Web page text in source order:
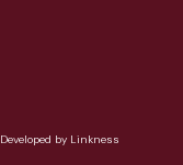
Developed by Linkness